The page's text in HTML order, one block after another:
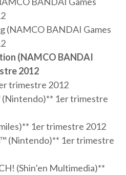
(NAMCO BANDAI Games
(NAMCO BANDAI
2012
trimestre 2012
(Nintendo)** 1er trimestre
1er trimestre 2012
(Nintendo)** 1er trimestre
(Shin’en Multimedia)**